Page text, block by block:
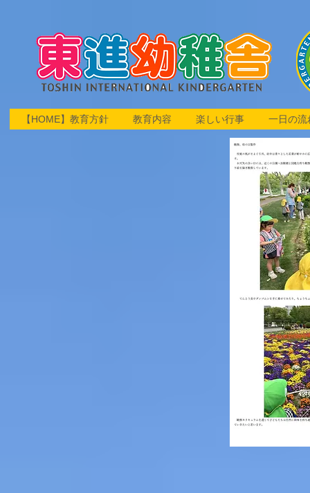
【HOME】教育方針 教育内容 楽しい行事 一日の流